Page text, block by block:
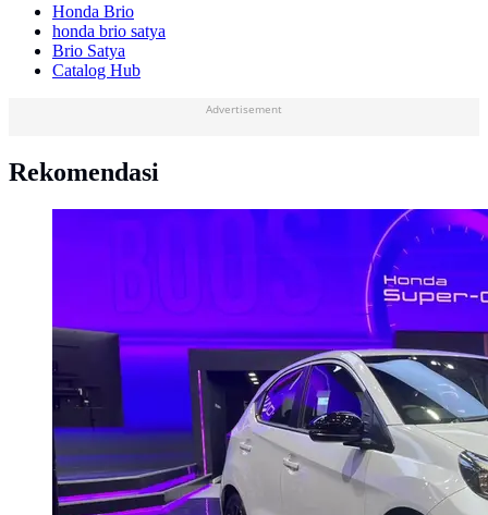
Honda Brio
honda brio satya
Brio Satya
Catalog Hub
Advertisement
Rekomendasi